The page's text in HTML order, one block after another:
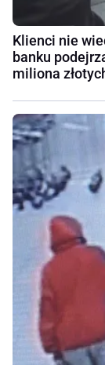
Klienci nie
banku
miliona